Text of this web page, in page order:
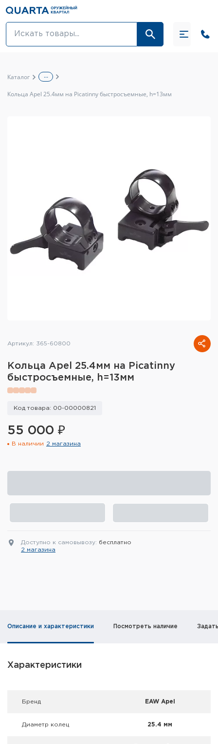
Оптовикам
Тактическое снаряжение
Высокоточная стрельба
Спортивная стрельба
Кобуры и системы ношения
снаряжения
Сумки и рюкзаки
Ремни, патронташи и подсумки
Туристическое снаряжение
Оружейные шкафы и сейфы
Чехлы и кейсы
Каталог ...
Кольца Apel 25.4мм на Picatinny быстросъемные, h=13мм
Артикул: 365-60800
Кольца Apel 25.4мм на Picatinny
быстросъемные, h=13мм
Код товара: 00-00000821
55 000 ₽
В наличии 2 магазина
Доступно к самовывозу: бесплатно
2 магазина
Описание и характеристики Посмотреть наличие
Характеристики
Брeнд EAW Apel
Диаметр колец 25.4 мм